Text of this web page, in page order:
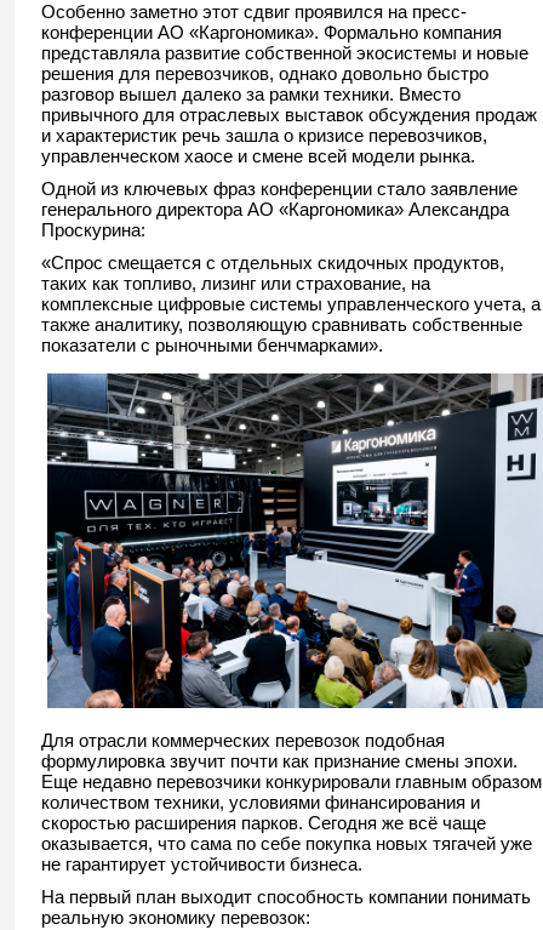
Особенно заметно этот сдвиг проявился на пресс-
конференции АО «Каргономика». Формально компания
представляла развитие собственной экосистемы и новые
решения для перевозчиков, однако довольно быстро
разговор вышел далеко за рамки техники. Вместо
привычного для отраслевых выставок обсуждения продаж
и характеристик речь зашла о кризисе перевозчиков,
управленческом хаосе и смене всей модели рынка.
Одной из ключевых фраз конференции стало заявление
генерального директора АО «Каргономика» Александра
Проскурина:
«Спрос смещается с отдельных скидочных продуктов,
таких как топливо, лизинг или страхование, на
комплексные цифровые системы управленческого учета, а
также аналитику, позволяющую сравнивать собственные
показатели с рыночными бенчмарками».
Для отрасли коммерческих перевозок подобная
формулировка звучит почти как признание смены эпохи.
Еще недавно перевозчики конкурировали главным образом
количеством техники, условиями финансирования и
скоростью расширения парков. Сегодня же всё чаще
оказывается, что сама по себе покупка новых тягачей уже
не гарантирует устойчивости бизнеса.
На первый план выходит способность компании понимать
реальную экономику перевозок: